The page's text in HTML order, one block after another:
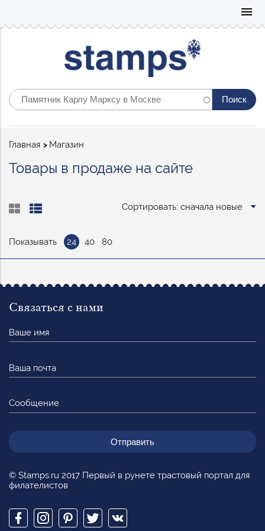
menu
Строка
Главная Магазин
Товары в продаже на сайте
Сортировать: сначала новые
Показывать 24 40 80
© Stamps.ru 2017 Первый в рунете трастовый портал для
филателистов
Связаться с нами
имя
почта
Сообщение